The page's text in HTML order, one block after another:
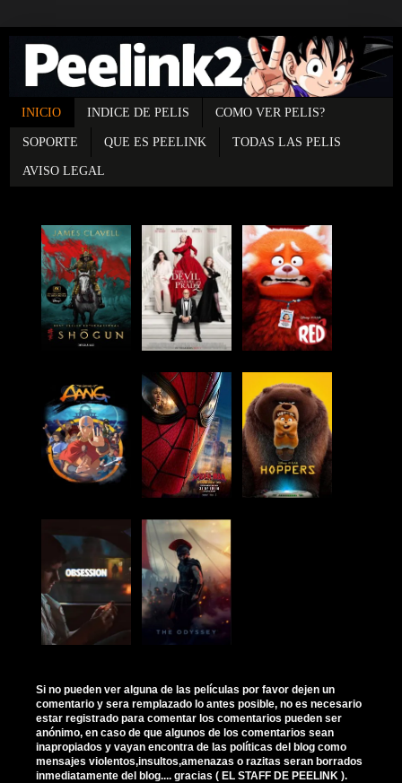
INICIO INDICE DE PELIS COMO VER PELIS?
SOPORTE QUE ES PEELINK TODAS LAS PELIS
AVISO LEGAL
Si no pueden ver alguna de las películas por favor dejen un
comentario y sera remplazado lo antes posible, no es necesario
estar registrado para comentar los comentarios pueden ser
anónimo, en caso de que algunos de los comentarios sean
inapropiados y vayan encontra de las políticas del blog como
mensajes violentos,insultos,amenazas o razitas seran borrados
inmediatamente del blog.... gracias ( EL STAFF DE PEELINK ).